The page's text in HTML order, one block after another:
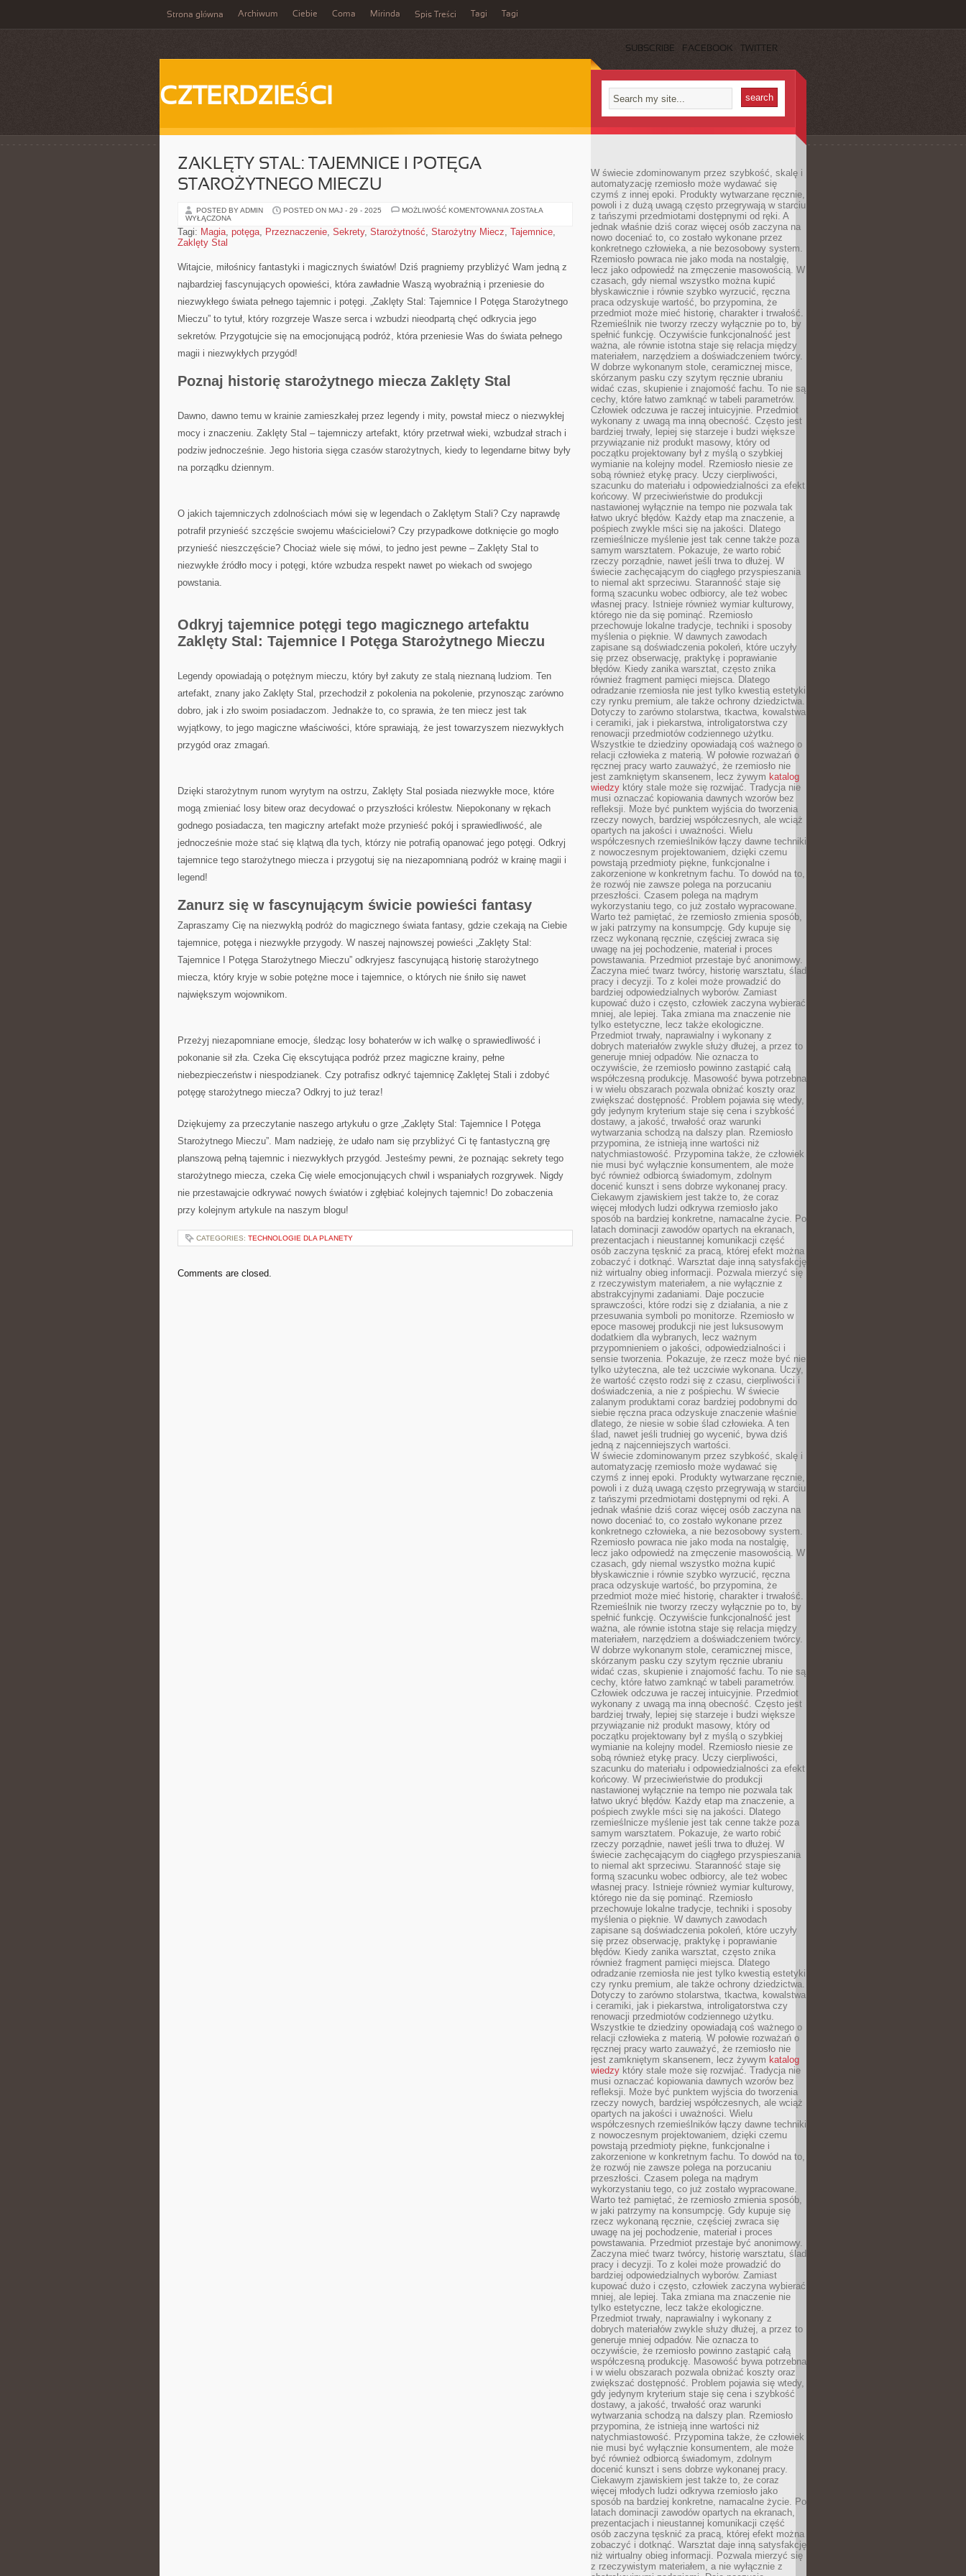
Strona główna Archiwum Ciebie Coma Mirinda Spis Treści Tagi Tagi
SUBSCRIBE FACEBOOK TWITTER
CZTERDZIEŚCI
ZAKLĘTY STAL: TAJEMNICE I POTĘGA
STAROŻYTNEGO MIECZU
POSTED BY ADMIN POSTED ON MAJ - 29 - 2025 MOŻLIWOŚĆ KOMENTOWANIA ZAKLĘTY
ZOSTAŁA
WYŁĄCZONA
Tagi: Magia, potęga, Przeznaczenie, Sekrety, Starożytność, Starożytny Miecz, Tajemnice,
Zaklęty Stal
Witajcie, miłośnicy fantastyki i magicznych światów! Dziś pragniemy przybliżyć Wam jedną z
najbardziej fascynujących opowieści, która‍ zawładnie Waszą wyobraźnią i przeniesie ⁢do
niezwykłego ⁣świata pełnego tajemnic i potęgi. „Zaklęty Stal: Tajemnice I Potęga Starożytnego
Mieczu” to tytuł, ⁢który rozgrzeje Wasze​ serca i wzbudzi nieodpartą chęć odkrycia jego
sekretów. Przygotujcie​ się na ⁢emocjonującą podróż,⁢ która przeniesie Was do świata ⁣pełnego
magii i niezwykłych przygód!
Poznaj historię starożytnego miecza Zaklęty Stal
Dawno, dawno temu ‌w​ krainie zamieszkałej przez legendy i mity, powstał miecz‌ o‌ niezwykłej
mocy i znaczeniu. Zaklęty Stal – tajemniczy artefakt, który ‌przetrwał wieki, wzbudzał strach i
podziw jednocześnie. Jego historia sięga czasów starożytnych, kiedy to legendarne bitwy były⁤
na porządku dziennym.
O jakich ​tajemniczych zdolnościach ⁢mówi się w legendach o Zaklętym Stali? Czy naprawdę
‍potrafił przynieść szczęście swojemu właścicielowi? Czy przypadkowe dotknięcie go mogło
przynieść nieszczęście? Chociaż wiele się mówi, ⁣to jedno jest pewne – Zaklęty Stal​ to
niezwykłe źródło mocy i potęgi, które ​wzbudza respekt nawet po ⁢wiekach od⁢ swojego
‌powstania.
Odkryj tajemnice ‍potęgi tego ‍magicznego artefaktu
Zaklęty Stal: ⁢Tajemnice I ⁣Potęga Starożytnego Mieczu
Legendy opowiadają o potężnym mieczu, który ⁤był zakuty ze stalą nieznaną‍ ludziom. Ten
artefakt, znany jako Zaklęty Stal, przechodził z⁤ pokolenia ⁣na pokolenie, przynosząc zarówno
dobro,‌ jak i zło⁢ swoim posiadaczom. Jednakże to, co sprawia, że ‌ten miecz jest tak
wyjątkowy, to jego magiczne właściwości, które‌ sprawiają, że jest towarzyszem niezwykłych
przygód oraz zmagań.
Dzięki starożytnym runom‍ wyrytym na ostrzu, Zaklęty Stal posiada niezwykłe moce, które
mogą zmieniać ​losy bitew ⁢oraz decydować o przyszłości królestw. Niepokonany w ‌rękach
godnego posiadacza, ten⁣ magiczny artefakt⁢ może przynieść pokój i sprawiedliwość, ale‍
jednocześnie może stać się‍ klątwą dla ⁢tych,⁢ którzy nie potrafią opanować jego potęgi. Odkryj
tajemnice tego starożytnego​ miecza i przygotuj ​się na niezapomnianą⁣ podróż w ⁤krainę magii i
⁤legend!
Zanurz się w fascynującym świcie powieści fantasy
Zapraszamy Cię na⁢ niezwykłą podróż do magicznego świata⁢ fantasy, gdzie czekają na Ciebie
tajemnice, potęga⁤ i ⁤niezwykłe przygody. W naszej ⁣najnowszej powieści „Zaklęty‍ Stal:
Tajemnice​ I Potęga Starożytnego Mieczu” odkryjesz​ fascynującą historię starożytnego
miecza, ⁣który kryje w sobie potężne moce i tajemnice, o których‌ nie śniło się ⁤nawet
największym wojownikom.
Przeżyj niezapomniane emocje, śledząc losy bohaterów w ich walkę o sprawiedliwość i
pokonanie sił zła. Czeka Cię ekscytująca podróż przez magiczne krainy, pełne
niebezpieczeństw i niespodzianek. ​Czy potrafisz odkryć tajemnicę Zaklętej Stali ⁤i⁢ zdobyć
potęgę starożytnego⁢ miecza? Odkryj to już teraz!
Dziękujemy za przeczytanie naszego artykułu o grze „Zaklęty Stal:‌ Tajemnice I Potęga
Starożytnego Mieczu”. ⁤Mam nadzieję, że udało nam się przybliżyć​ Ci tę fantastyczną grę
planszową⁤ pełną tajemnic i niezwykłych przygód. Jesteśmy ⁤pewni, że poznając sekrety tego
starożytnego miecza, czeka Cię wiele emocjonujących ⁤chwil i wspaniałych rozgrywek. Nigdy
nie przestawajcie odkrywać nowych światów ⁢i zgłębiać kolejnych tajemnic! Do zobaczenia
przy kolejnym artykule na naszym blogu!
CATEGORIES: TECHNOLOGIE DLA PLANETY
Comments are closed.
W świecie zdominowanym przez szybkość, skalę i
automatyzację rzemiosło może wydawać się
czymś z innej epoki. Produkty wytwarzane ręcznie,
powoli i z dużą uwagą często przegrywają w starciu
z tańszymi przedmiotami dostępnymi od ręki. A
jednak właśnie dziś coraz więcej osób zaczyna na
nowo doceniać to, co zostało wykonane przez
konkretnego człowieka, a nie bezosobowy system.
Rzemiosło powraca nie jako moda na nostalgię,
lecz jako odpowiedź na zmęczenie masowością. W
czasach, gdy niemal wszystko można kupić
błyskawicznie i równie szybko wyrzucić, ręczna
praca odzyskuje wartość, bo przypomina, że
przedmiot może mieć historię, charakter i trwałość.
Rzemieślnik nie tworzy rzeczy wyłącznie po to, by
spełnić funkcję. Oczywiście funkcjonalność jest
ważna, ale równie istotna staje się relacja między
materiałem, narzędziem a doświadczeniem twórcy.
W dobrze wykonanym stole, ceramicznej misce,
skórzanym pasku czy szytym ręcznie ubraniu
widać czas, skupienie i znajomość fachu. To nie są
cechy, które łatwo zamknąć w tabeli parametrów.
Człowiek odczuwa je raczej intuicyjnie. Przedmiot
wykonany z uwagą ma inną obecność. Często jest
bardziej trwały, lepiej się starzeje i budzi większe
przywiązanie niż produkt masowy, który od
początku projektowany był z myślą o szybkiej
wymianie na kolejny model. Rzemiosło niesie ze
sobą również etykę pracy. Uczy cierpliwości,
szacunku do materiału i odpowiedzialności za efekt
końcowy. W przeciwieństwie do produkcji
nastawionej wyłącznie na tempo nie pozwala tak
łatwo ukryć błędów. Każdy etap ma znaczenie, a
pośpiech zwykle mści się na jakości. Dlatego
rzemieślnicze myślenie jest tak cenne także poza
samym warsztatem. Pokazuje, że warto robić
rzeczy porządnie, nawet jeśli trwa to dłużej. W
świecie zachęcającym do ciągłego przyspieszania
to niemal akt sprzeciwu. Staranność staje się
formą szacunku wobec odbiorcy, ale też wobec
własnej pracy. Istnieje również wymiar kulturowy,
którego nie da się pominąć. Rzemiosło
przechowuje lokalne tradycje, techniki i sposoby
myślenia o pięknie. W dawnych zawodach
zapisane są doświadczenia pokoleń, które uczyły
się przez obserwację, praktykę i poprawianie
błędów. Kiedy zanika warsztat, często znika
również fragment pamięci miejsca. Dlatego
odradzanie rzemiosła nie jest tylko kwestią estetyki
czy rynku premium, ale także ochrony dziedzictwa.
Dotyczy to zarówno stolarstwa, tkactwa, kowalstwa
i ceramiki, jak i piekarstwa, introligatorstwa czy
renowacji przedmiotów codziennego użytku.
Wszystkie te dziedziny opowiadają coś ważnego o
relacji człowieka z materią. W połowie rozważań o
ręcznej pracy warto zauważyć, że rzemiosło nie
jest zamkniętym skansenem, lecz żywym katalog
wiedzy który stale może się rozwijać. Tradycja nie
musi oznaczać kopiowania dawnych wzorów bez
refleksji. Może być punktem wyjścia do tworzenia
rzeczy nowych, bardziej współczesnych, ale wciąż
opartych na jakości i uważności. Wielu
współczesnych rzemieślników łączy dawne techniki
z nowoczesnym projektowaniem, dzięki czemu
powstają przedmioty piękne, funkcjonalne i
zakorzenione w konkretnym fachu. To dowód na to,
że rozwój nie zawsze polega na porzucaniu
przeszłości. Czasem polega na mądrym
wykorzystaniu tego, co już zostało wypracowane.
Warto też pamiętać, że rzemiosło zmienia sposób,
w jaki patrzymy na konsumpcję. Gdy kupuje się
rzecz wykonaną ręcznie, częściej zwraca się
uwagę na jej pochodzenie, materiał i proces
powstawania. Przedmiot przestaje być anonimowy.
Zaczyna mieć twarz twórcy, historię warsztatu, ślad
pracy i decyzji. To z kolei może prowadzić do
bardziej odpowiedzialnych wyborów. Zamiast
kupować dużo i często, człowiek zaczyna wybierać
mniej, ale lepiej. Taka zmiana ma znaczenie nie
tylko estetyczne, lecz także ekologiczne.
Przedmiot trwały, naprawialny i wykonany z
dobrych materiałów zwykle służy dłużej, a przez to
generuje mniej odpadów. Nie oznacza to
oczywiście, że rzemiosło powinno zastąpić całą
współczesną produkcję. Masowość bywa potrzebna
i w wielu obszarach pozwala obniżać koszty oraz
zwiększać dostępność. Problem pojawia się wtedy,
gdy jedynym kryterium staje się cena i szybkość
dostawy, a jakość, trwałość oraz warunki
wytwarzania schodzą na dalszy plan. Rzemiosło
przypomina, że istnieją inne wartości niż
natychmiastowość. Przypomina także, że człowiek
nie musi być wyłącznie konsumentem, ale może
być również odbiorcą świadomym, zdolnym
docenić kunszt i sens dobrze wykonanej pracy.
Ciekawym zjawiskiem jest także to, że coraz
więcej młodych ludzi odkrywa rzemiosło jako
sposób na bardziej konkretne, namacalne życie. Po
latach dominacji zawodów opartych na ekranach,
prezentacjach i nieustannej komunikacji część
osób zaczyna tęsknić za pracą, której efekt można
zobaczyć i dotknąć. Warsztat daje inną satysfakcję
niż wirtualny obieg informacji. Pozwala mierzyć się
z rzeczywistym materiałem, a nie wyłącznie z
abstrakcyjnymi zadaniami. Daje poczucie
sprawczości, które rodzi się z działania, a nie z
przesuwania symboli po monitorze. Rzemiosło w
epoce masowej produkcji nie jest luksusowym
dodatkiem dla wybranych, lecz ważnym
przypomnieniem o jakości, odpowiedzialności i
sensie tworzenia. Pokazuje, że rzecz może być nie
tylko użyteczna, ale też uczciwie wykonana. Uczy,
że wartość często rodzi się z czasu, cierpliwości i
doświadczenia, a nie z pośpiechu. W świecie
zalanym produktami coraz bardziej podobnymi do
siebie ręczna praca odzyskuje znaczenie właśnie
dlatego, że niesie w sobie ślad człowieka. A ten
ślad, nawet jeśli trudniej go wycenić, bywa dziś
jedną z najcenniejszych wartości.
W świecie zdominowanym przez szybkość, skalę i
automatyzację rzemiosło może wydawać się
czymś z innej epoki. Produkty wytwarzane ręcznie,
powoli i z dużą uwagą często przegrywają w starciu
z tańszymi przedmiotami dostępnymi od ręki. A
jednak właśnie dziś coraz więcej osób zaczyna na
nowo doceniać to, co zostało wykonane przez
konkretnego człowieka, a nie bezosobowy system.
Rzemiosło powraca nie jako moda na nostalgię,
lecz jako odpowiedź na zmęczenie masowością. W
czasach, gdy niemal wszystko można kupić
błyskawicznie i równie szybko wyrzucić, ręczna
praca odzyskuje wartość, bo przypomina, że
przedmiot może mieć historię, charakter i trwałość.
Rzemieślnik nie tworzy rzeczy wyłącznie po to, by
spełnić funkcję. Oczywiście funkcjonalność jest
ważna, ale równie istotna staje się relacja między
materiałem, narzędziem a doświadczeniem twórcy.
W dobrze wykonanym stole, ceramicznej misce,
skórzanym pasku czy szytym ręcznie ubraniu
widać czas, skupienie i znajomość fachu. To nie są
cechy, które łatwo zamknąć w tabeli parametrów.
Człowiek odczuwa je raczej intuicyjnie. Przedmiot
wykonany z uwagą ma inną obecność. Często jest
bardziej trwały, lepiej się starzeje i budzi większe
przywiązanie niż produkt masowy, który od
początku projektowany był z myślą o szybkiej
wymianie na kolejny model. Rzemiosło niesie ze
sobą również etykę pracy. Uczy cierpliwości,
szacunku do materiału i odpowiedzialności za efekt
końcowy. W przeciwieństwie do produkcji
nastawionej wyłącznie na tempo nie pozwala tak
łatwo ukryć błędów. Każdy etap ma znaczenie, a
pośpiech zwykle mści się na jakości. Dlatego
rzemieślnicze myślenie jest tak cenne także poza
samym warsztatem. Pokazuje, że warto robić
rzeczy porządnie, nawet jeśli trwa to dłużej. W
świecie zachęcającym do ciągłego przyspieszania
to niemal akt sprzeciwu. Staranność staje się
formą szacunku wobec odbiorcy, ale też wobec
własnej pracy. Istnieje również wymiar kulturowy,
którego nie da się pominąć. Rzemiosło
przechowuje lokalne tradycje, techniki i sposoby
myślenia o pięknie. W dawnych zawodach
zapisane są doświadczenia pokoleń, które uczyły
się przez obserwację, praktykę i poprawianie
błędów. Kiedy zanika warsztat, często znika
również fragment pamięci miejsca. Dlatego
odradzanie rzemiosła nie jest tylko kwestią estetyki
czy rynku premium, ale także ochrony dziedzictwa.
Dotyczy to zarówno stolarstwa, tkactwa, kowalstwa
i ceramiki, jak i piekarstwa, introligatorstwa czy
renowacji przedmiotów codziennego użytku.
Wszystkie te dziedziny opowiadają coś ważnego o
relacji człowieka z materią. W połowie rozważań o
ręcznej pracy warto zauważyć, że rzemiosło nie
jest zamkniętym skansenem, lecz żywym katalog
wiedzy który stale może się rozwijać. Tradycja nie
musi oznaczać kopiowania dawnych wzorów bez
refleksji. Może być punktem wyjścia do tworzenia
rzeczy nowych, bardziej współczesnych, ale wciąż
opartych na jakości i uważności. Wielu
współczesnych rzemieślników łączy dawne techniki
z nowoczesnym projektowaniem, dzięki czemu
powstają przedmioty piękne, funkcjonalne i
zakorzenione w konkretnym fachu. To dowód na to,
że rozwój nie zawsze polega na porzucaniu
przeszłości. Czasem polega na mądrym
wykorzystaniu tego, co już zostało wypracowane.
Warto też pamiętać, że rzemiosło zmienia sposób,
w jaki patrzymy na konsumpcję. Gdy kupuje się
rzecz wykonaną ręcznie, częściej zwraca się
uwagę na jej pochodzenie, materiał i proces
powstawania. Przedmiot przestaje być anonimowy.
Zaczyna mieć twarz twórcy, historię warsztatu, ślad
pracy i decyzji. To z kolei może prowadzić do
bardziej odpowiedzialnych wyborów. Zamiast
kupować dużo i często, człowiek zaczyna wybierać
mniej, ale lepiej. Taka zmiana ma znaczenie nie
tylko estetyczne, lecz także ekologiczne.
Przedmiot trwały, naprawialny i wykonany z
dobrych materiałów zwykle służy dłużej, a przez to
generuje mniej odpadów. Nie oznacza to
oczywiście, że rzemiosło powinno zastąpić całą
współczesną produkcję. Masowość bywa potrzebna
i w wielu obszarach pozwala obniżać koszty oraz
zwiększać dostępność. Problem pojawia się wtedy,
gdy jedynym kryterium staje się cena i szybkość
dostawy, a jakość, trwałość oraz warunki
wytwarzania schodzą na dalszy plan. Rzemiosło
przypomina, że istnieją inne wartości niż
natychmiastowość. Przypomina także, że człowiek
nie musi być wyłącznie konsumentem, ale może
być również odbiorcą świadomym, zdolnym
docenić kunszt i sens dobrze wykonanej pracy.
Ciekawym zjawiskiem jest także to, że coraz
więcej młodych ludzi odkrywa rzemiosło jako
sposób na bardziej konkretne, namacalne życie. Po
latach dominacji zawodów opartych na ekranach,
prezentacjach i nieustannej komunikacji część
osób zaczyna tęsknić za pracą, której efekt można
zobaczyć i dotknąć. Warsztat daje inną satysfakcję
niż wirtualny obieg informacji. Pozwala mierzyć się
z rzeczywistym materiałem, a nie wyłącznie z